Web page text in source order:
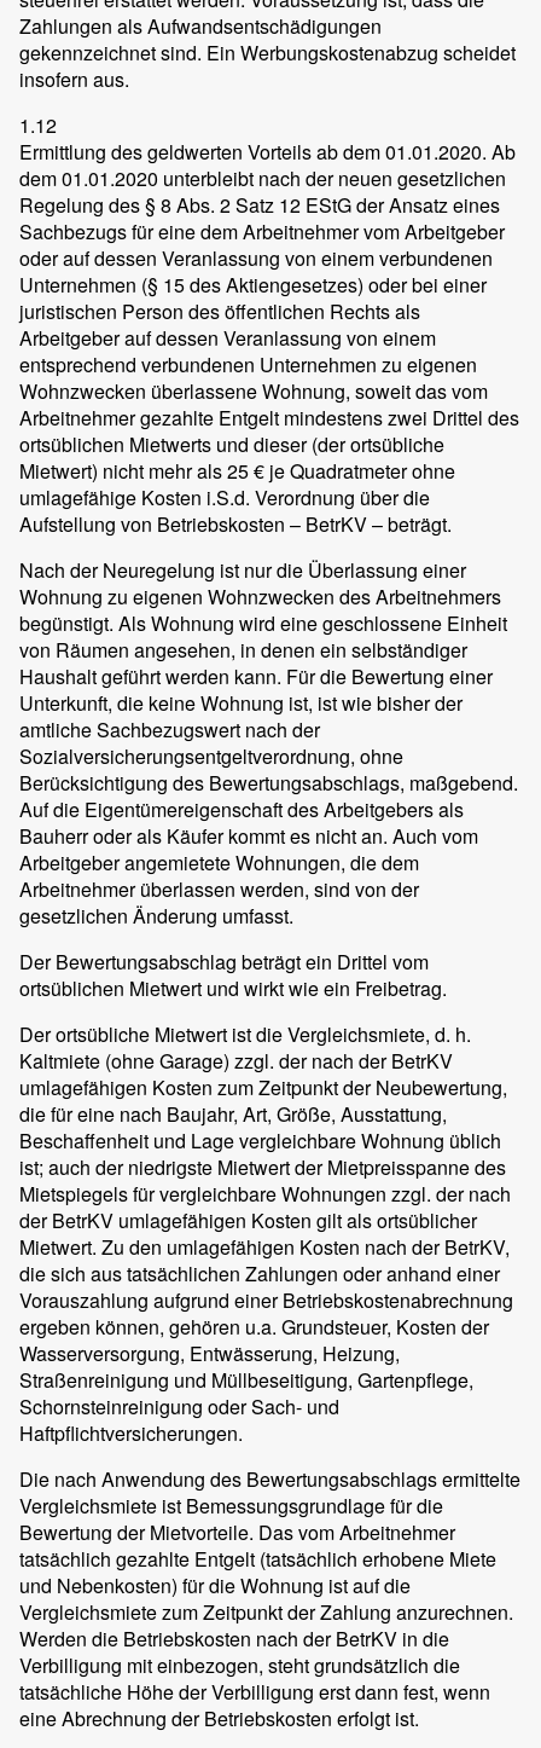
Zahlungen als Aufwandsentschädigungen
gekennzeichnet sind. Ein Werbungskostenabzug scheidet
insofern aus.
1.12
Ermittlung des geldwerten Vorteils ab dem 01.01.2020. Ab
dem 01.01.2020 unterbleibt nach der neuen gesetzlichen
Regelung des § 8 Abs. 2 Satz 12 EStG der Ansatz eines
Sachbezugs für eine dem Arbeitnehmer vom Arbeitgeber
oder auf dessen Veranlassung von einem verbundenen
Unternehmen (§ 15 des Aktiengesetzes) oder bei einer
juristischen Person des öffentlichen Rechts als
Arbeitgeber auf dessen Veranlassung von einem
entsprechend verbundenen Unternehmen zu eigenen
Wohnzwecken überlassene Wohnung, soweit das vom
Arbeitnehmer gezahlte Entgelt mindestens zwei Drittel des
ortsüblichen Mietwerts und dieser (der ortsübliche
Mietwert) nicht mehr als 25 € je Quadratmeter ohne
umlagefähige Kosten i.S.d. Verordnung über die
Aufstellung von Betriebskosten – BetrKV – beträgt.
Nach der Neuregelung ist nur die Überlassung einer
Wohnung zu eigenen Wohnzwecken des Arbeitnehmers
begünstigt. Als Wohnung wird eine geschlossene Einheit
von Räumen angesehen, in denen ein selbständiger
Haushalt geführt werden kann. Für die Bewertung einer
Unterkunft, die keine Wohnung ist, ist wie bisher der
amtliche Sachbezugswert nach der
Sozialversicherungsentgeltverordnung, ohne
Berücksichtigung des Bewertungsabschlags, maßgebend.
Auf die Eigentümereigenschaft des Arbeitgebers als
Bauherr oder als Käufer kommt es nicht an. Auch vom
Arbeitgeber angemietete Wohnungen, die dem
Arbeitnehmer überlassen werden, sind von der
gesetzlichen Änderung umfasst.
Der Bewertungsabschlag beträgt ein Drittel vom
ortsüblichen Mietwert und wirkt wie ein Freibetrag.
Der ortsübliche Mietwert ist die Vergleichsmiete, d. h.
Kaltmiete (ohne Garage) zzgl. der nach der BetrKV
umlagefähigen Kosten zum Zeitpunkt der Neubewertung,
die für eine nach Baujahr, Art, Größe, Ausstattung,
Beschaffenheit und Lage vergleichbare Wohnung üblich
ist; auch der niedrigste Mietwert der Mietpreisspanne des
Mietspiegels für vergleichbare Wohnungen zzgl. der nach
der BetrKV umlagefähigen Kosten gilt als ortsüblicher
Mietwert. Zu den umlagefähigen Kosten nach der BetrKV,
die sich aus tatsächlichen Zahlungen oder anhand einer
Vorauszahlung aufgrund einer Betriebskostenabrechnung
ergeben können, gehören u.a. Grundsteuer, Kosten der
Wasserversorgung, Entwässerung, Heizung,
Straßenreinigung und Müllbeseitigung, Gartenpflege,
Schornsteinreinigung oder Sach- und
Haftpflichtversicherungen.
Die nach Anwendung des Bewertungsabschlags ermittelte
Vergleichsmiete ist Bemessungsgrundlage für die
Bewertung der Mietvorteile. Das vom Arbeitnehmer
tatsächlich gezahlte Entgelt (tatsächlich erhobene Miete
und Nebenkosten) für die Wohnung ist auf die
Vergleichsmiete zum Zeitpunkt der Zahlung anzurechnen.
Werden die Betriebskosten nach der BetrKV in die
Verbilligung mit einbezogen, steht grundsätzlich die
tatsächliche Höhe der Verbilligung erst dann fest, wenn
eine Abrechnung der Betriebskosten erfolgt ist.